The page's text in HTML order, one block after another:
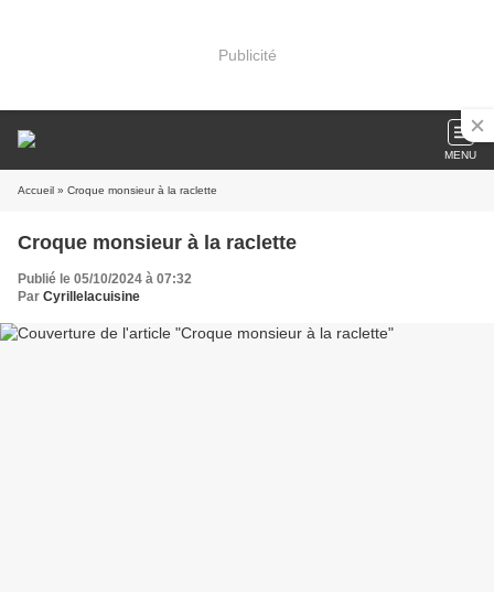
Publicité
MENU
Accueil » Croque monsieur à la raclette
Croque monsieur à la raclette
Publié le 05/10/2024 à 07:32
Par Cyrillelacuisine